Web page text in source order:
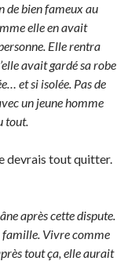
de bien fameux au
elle en avait
Elle rentra
avait gardé sa robe
et si isolée. Pas de
un jeune homme
tout.
devrais tout quitter.
après cette dispute.
famille. Vivre comme
tout ça, elle aurait